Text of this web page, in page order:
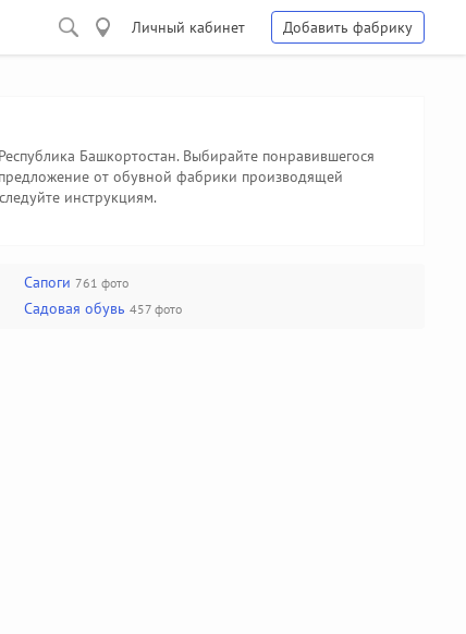
Личный кабинет Добавить фабрику
Башкортостан. Выбирайте понравившегося
от обувной фабрики производящей
инструкциям.
Сапоги 761 фото
Садовая обувь 457 фото